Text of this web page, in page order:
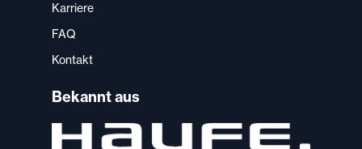
Karriere
FAQ
Kontakt
Bekannt aus